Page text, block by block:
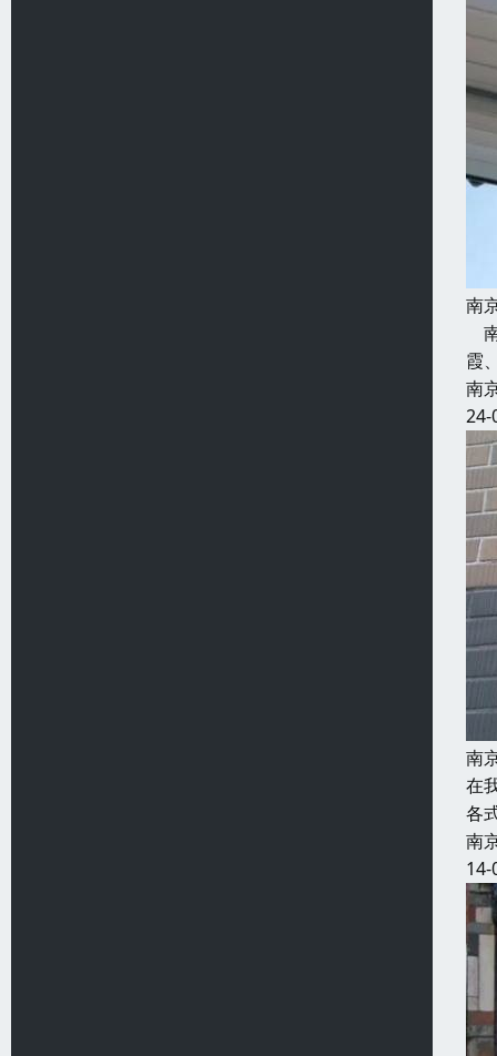
南
霞
南
24-
南
在
各
南
14-